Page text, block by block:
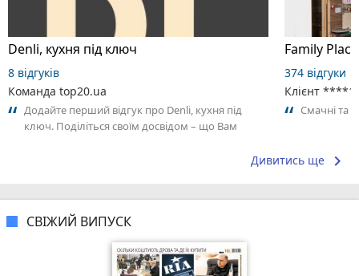
Denli, кухня під ключ
8 відгуків
Команда top20.ua
Додайте перший відгук про Denli, кухня під
ключ. Поділіться своїм досвідом – що Вам
Family
374 відгуки
Клієнт
Смачні та
Дивитись ще keyboard_arrow_right
СВІЖИЙ ВИПУСК